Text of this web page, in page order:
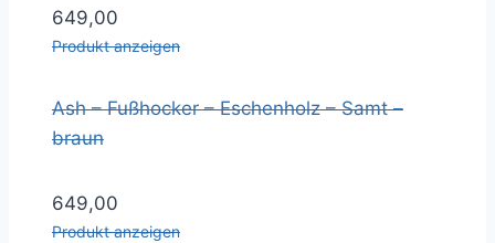
649,00
Produkt anzeigen
Ash – Fußhocker – Eschenholz – Samt –
braun
649,00
Produkt anzeigen